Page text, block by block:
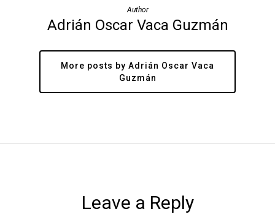
Author
Adrián Oscar Vaca Guzmán
More posts by Adrián Oscar Vaca
Guzmán
Leave a Reply